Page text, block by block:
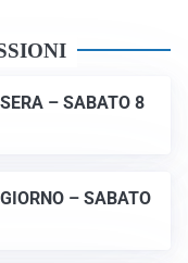
– SABATO 8
– SABATO